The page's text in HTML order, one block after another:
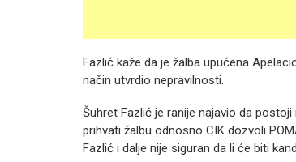
Fazlić kaže da je žalba upućena
način utvrdio nepravilnosti.
Šuhret Fazlić je ranije najavio da
prihvati žalbu odnosno CIK dozvoli
Fazlić i dalje nije siguran da li će biti